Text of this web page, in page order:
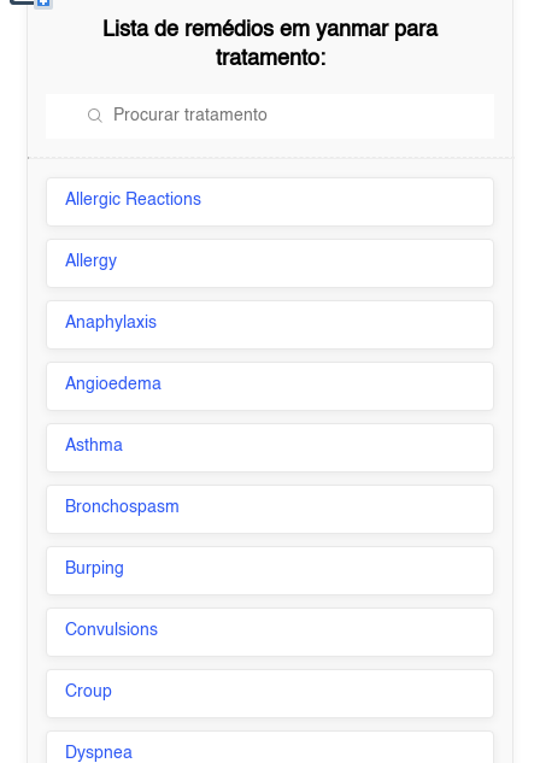
Lista de remédios em yanmarpara
tratamento:
Allergic Reactions
Allergy
Anaphylaxis
Angioedema
Asthma
Bronchospasm
Burping
Convulsions
Croup
Dyspnea